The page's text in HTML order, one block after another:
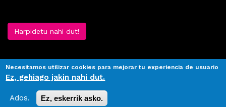
Harpidetu nahi dut!
Necesitamos utilizar cookies para mejorar tu experiencia de usuario
Ez, gehiago jakin nahi dut.
Ados. Ez, eskerrik asko.